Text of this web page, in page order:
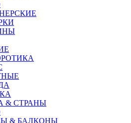
& СТРАНЫ
& БАЛКОНЫ